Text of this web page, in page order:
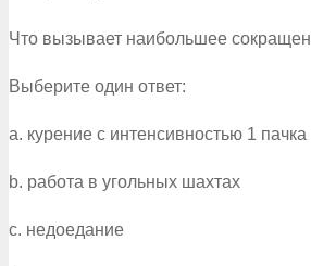
Что вызывает наибольшее
Выберите один ответ:
a. курение с интенсивностью 1 пачка
b. работа в угольных шахтах
c. недоедание